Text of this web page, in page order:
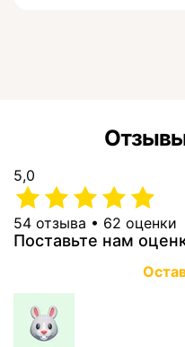
5,0
54 отзыва • 62 оценки
Поставьте нам